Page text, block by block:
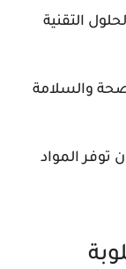
التقنية
والسلامة
المواد